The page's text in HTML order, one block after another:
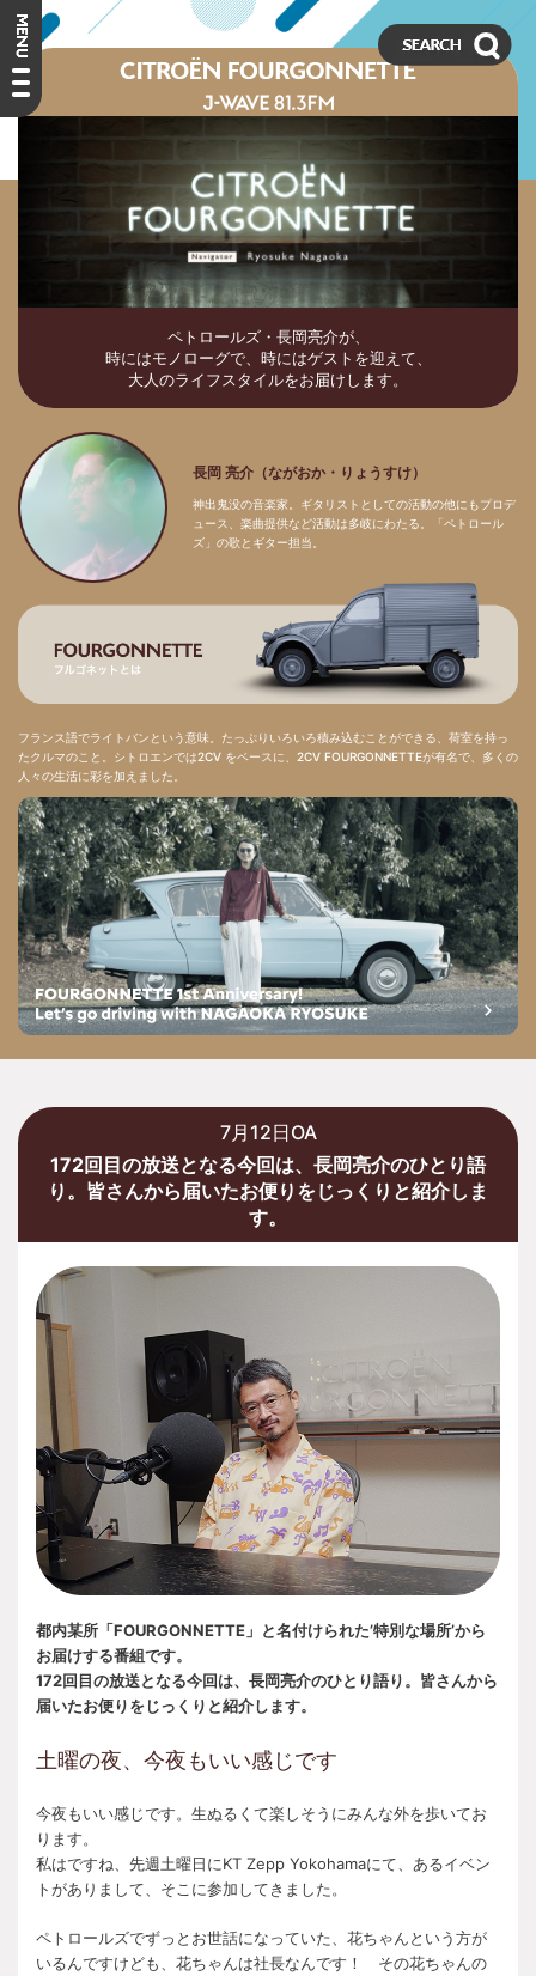
ペトロールズ・長岡亮介が、
時にはモノローグで、時にはゲストを迎えて、
大人のライフスタイルをお届けします。
長岡 亮介（ながおか・りょうすけ）
神出鬼没の音楽家。ギタリストとしての活動の他にもプロデ
ュース、楽曲提供など活動は多岐にわたる。「ペトロール
ズ」の歌とギター担当。
フランス語でライトバンという意味。たっぷりいろいろ積み込むことができる、荷室を持っ
たクルマのこと。シトロエンでは2CV をベースに、2CV FOURGONNETTEが有名で、多くの
人々の生活に彩を加えました。
7月12日OA
172回目の放送となる今回は、長岡亮介のひとり語
り。皆さんから届いたお便りをじっくりと紹介しま
す。
都内某所「FOURGONNETTE」と名付けられた’特別な場所’から
お届けする番組です。
172回目の放送となる今回は、長岡亮介のひとり語り。皆さんから
届いたお便りをじっくりと紹介します。
土曜の夜、今夜もいい感じです
今夜もいい感じです。生ぬるくて楽しそうにみんな外を歩いてお
ります。
私はですね、先週土曜日にKT Zepp Yokohamaにて、あるイベン
トがありまして、そこに参加してきました。
ペトロールズでずっとお世話になっていた、花ちゃんという方が
いるんですけども、花ちゃんは社長なんです！ その花ちゃんの